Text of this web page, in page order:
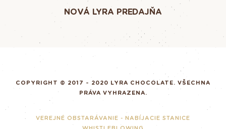
NOVÁ LYRA PREDAJŇA
COPYRIGHT © 2017 - 2020 LYRA CHOCOLATE. VŠECHNA
PRÁVA VYHRAZENA.
VEREJNÉ OBSTARÁVANIE - NABÍJACIE STANICE